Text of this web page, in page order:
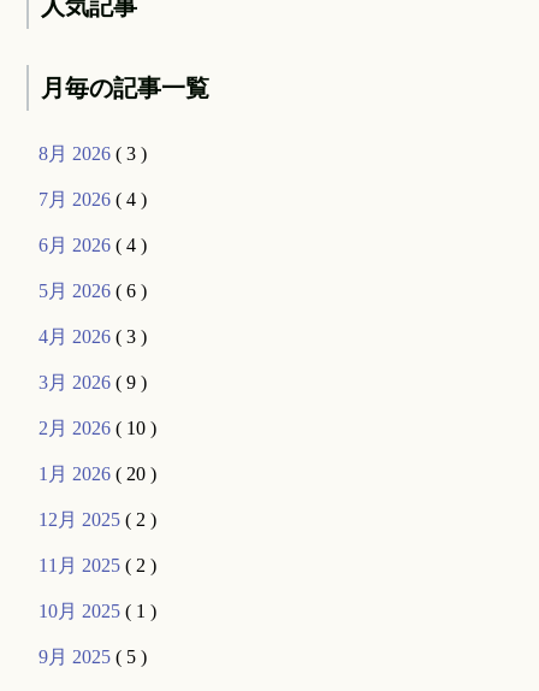
人気記事
月毎の記事一覧
8月 2026( 3 )
7月 2026( 4 )
6月 2026( 4 )
5月 2026( 6 )
4月 2026( 3 )
3月 2026( 9 )
2月 2026( 10 )
1月 2026( 20 )
12月 2025( 2 )
11月 2025( 2 )
10月 2025( 1 )
9月 2025( 5 )